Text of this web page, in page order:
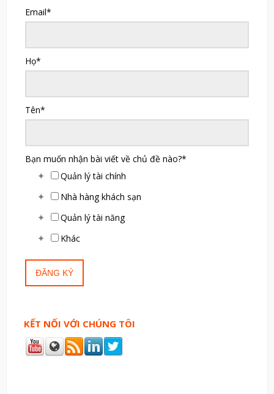
Email*
Họ*
Tên*
Bạn muốn nhận bài viết về chủ đề nào?*
Quản lý tài chính
Nhà hàng khách sạn
Quản lý tài năng
Khác
KẾT NỐI VỚI CHÚNG TÔI